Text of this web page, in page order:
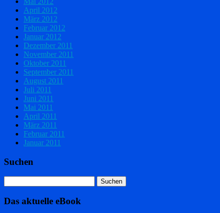
April 2012
März 2012
Februar 2012
Januar 2012
Dezember 2011
November 2011
Oktober 2011
September 2011
August 2011
Juli 2011
Juni 2011
Mai 2011
April 2011
März 2011
Februar 2011
Januar 2011
Suchen
Das aktuelle eBook